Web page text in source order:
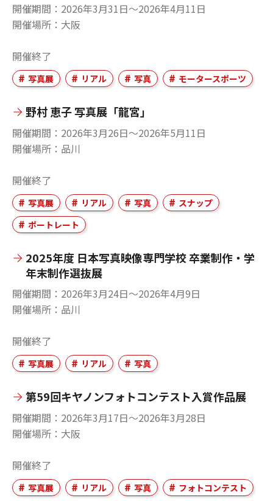
開催期間
2026年3月31日〜2026年4月11日
開催場所
大阪
開催終了
写真展 リアル 写真 モータースポーツ
野村 恵子 写真展「龍宮」
開催期間
2026年3月26日〜2026年5月11日
開催場所
品川
開催終了
写真展 リアル 写真
スナップ
ポートレート
2025年度 日本写真映像専門学校 卒業制作・学
年末制作選抜展
開催期間
2026年3月24日〜2026年4月9日
開催場所
品川
開催終了
写真展 リアル 写真
第59回キヤノンフォトコンテスト入賞作品展
開催期間
2026年3月17日〜2026年3月28日
開催場所
大阪
開催終了
写真展 リアル 写真 フォトコンテスト